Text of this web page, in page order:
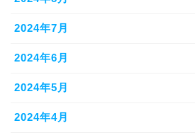
2024年7月
2024年6月
2024年5月
2024年4月